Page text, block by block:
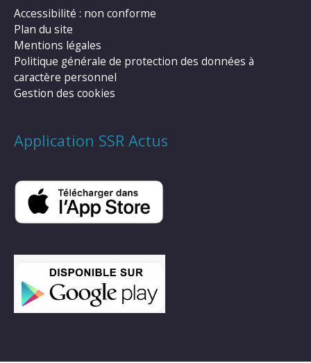
Accessibilité : non conforme
Plan du site
Mentions légales
Politique générale de protection des données à
caractère personnel
Gestion des cookies
Application SSR Actus